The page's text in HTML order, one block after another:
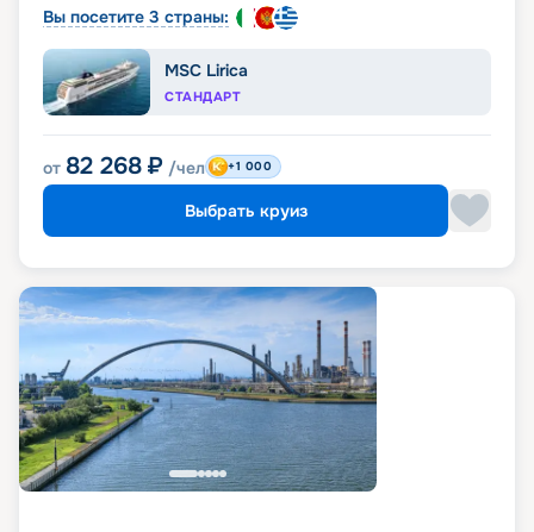
Вы посетите 3 страны:
MSC Lirica
СТАНДАРТ
от 82 268 ₽ /чел +1 000
Выбрать круиз